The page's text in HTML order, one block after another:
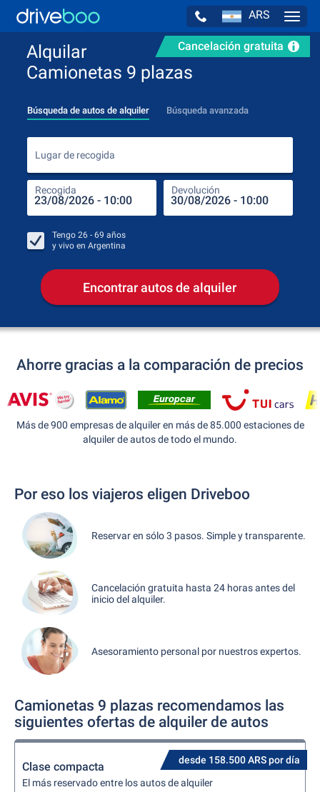
ARS
Cancelación gratuita
Alquilar
Camionetas 9 plazas
Búsqueda de autos de alquiler Búsqueda avanzada
Lugar de recogida
Recogida Devolución
Tengo 26 - 69 años
y vivo en Argentina
Encontrar autos de alquiler
Ahorre gracias a la comparación de precios
Más de 900 empresas de alquiler en más de 85.000 estaciones de
alquiler de autos de todo el mundo.
Por eso los viajeros eligen Driveboo
Reservar en sólo 3 pasos. Simple y transparente.
Cancelación gratuita hasta 24 horas antes del
inicio del alquiler.
Asesoramiento personal por nuestros expertos.
Camionetas 9 plazas recomendamos las
siguientes ofertas de alquiler de autos
desde 158.500 ARS por día
Clase compacta
El más reservado entre los autos de alquiler